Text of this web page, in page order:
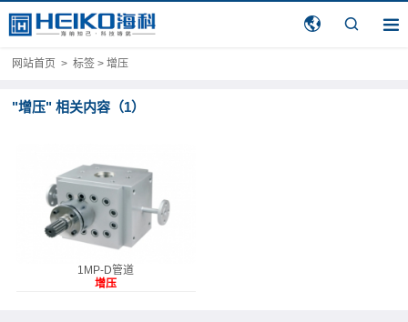
网站首页 >标签 > 增压
"增压" 相关内容（1）
1MP-D管道
增压